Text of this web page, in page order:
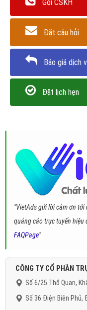
Gọi CSKH
Đặt câu hỏi
Báo giá dịch
Đặt lịch hẹn
"VietAds gửi lời cảm ơn
quảng cáo trực tuyến hiệu
FAQPage"
CÔNG TY CỔ PHẦN
Số 6/25 Thổ Quan,
Số 36 Điện Biên Phủ,